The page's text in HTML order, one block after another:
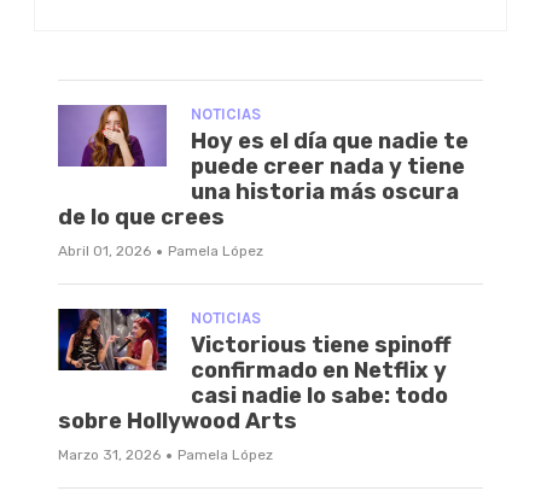
NOTICIAS
Hoy es el día que nadie te
puede creer nada y tiene
una historia más oscura
de lo que crees
Abril 01, 2026 · Pamela López
NOTICIAS
Victorious tiene spinoff
confirmado en Netflix y
casi nadie lo sabe: todo
sobre Hollywood Arts
Marzo 31, 2026 · Pamela López